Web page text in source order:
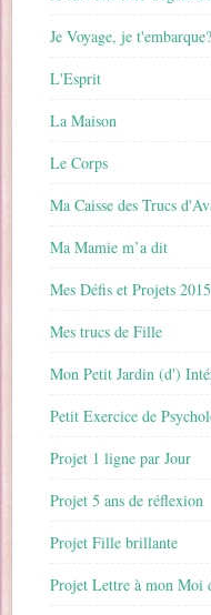
Je Voyage, je t'embarque?
L'Esprit
La Maison
Le Corps
Ma Caisse des Trucs
Ma Mamie m’a dit
Mes Défis et Projets 2015
Mes trucs de Fille
Mon Petit Jardin (d')
Petit Exercice de
Projet 1 ligne par Jour
Projet 5 ans de réflexion
Projet Fille brillante
Projet Lettre à mon Moi